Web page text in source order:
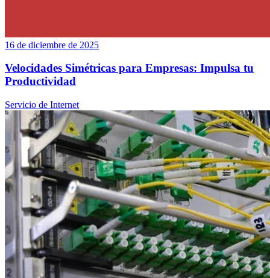
16 de diciembre de 2025
Velocidades Simétricas para Empresas: Impulsa tu
Productividad
Servicio de Internet